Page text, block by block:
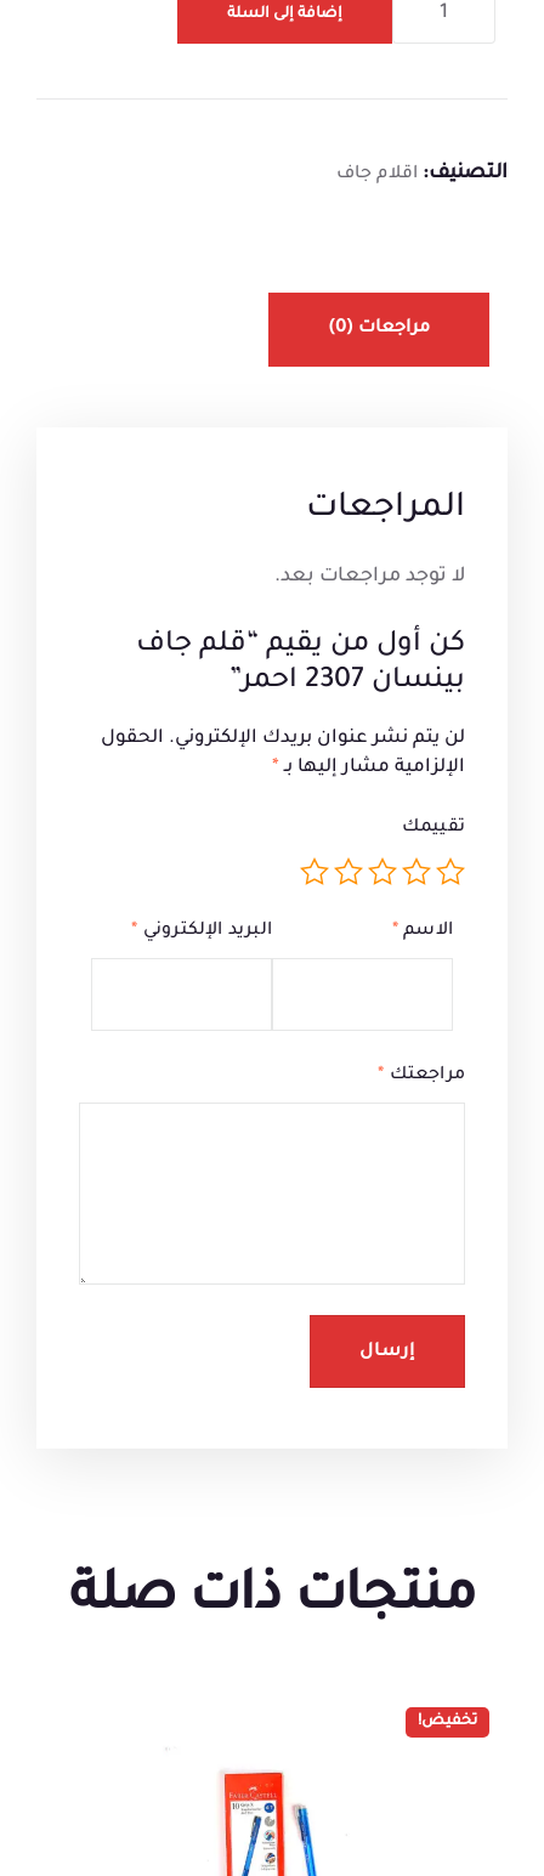
إضافة إلى السلة
التصنيف: اقلام جاف
مراجعات (0)
المراجعات
لا توجد مراجعات بعد.
كن أول من يقيم “قلم جاف
بينسان 2307 احمر”
لن يتم نشر عنوان بريدك الإلكتروني. الحقول
الإلزامية مشار إليها بـ *
تقييمك
مراجعتك *
الاسم* البريد الإلكتروني *
منتجات ذات صلة
تخفيض!